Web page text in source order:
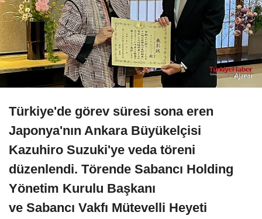
Türkiye'de görev süresi sona eren
Japonya'nın Ankara Büyükelçisi
Kazuhiro Suzuki'ye veda töreni
düzenlendi. Törende Sabancı Holding
Yönetim Kurulu Başkanı
ve Sabancı Vakfı Mütevelli Heyeti